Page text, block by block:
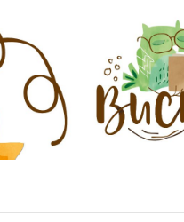
Die schönsten